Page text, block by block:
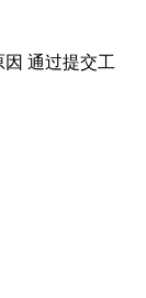
因 通过提交工